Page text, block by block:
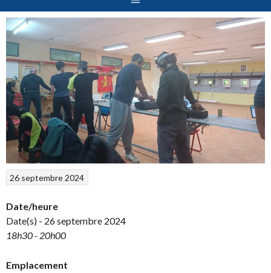
26 septembre 2024
Date/heure
Date(s) - 26 septembre 2024
18h30 - 20h00
Emplacement